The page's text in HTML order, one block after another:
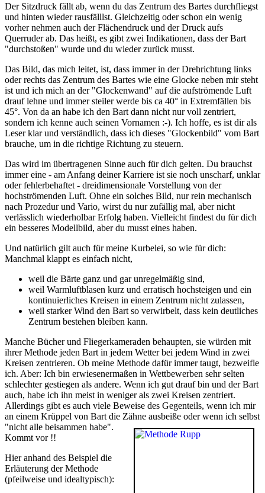
Der Sitzdruck fällt ab, wenn du das Zentrum des Bartes durchfliegst
und hinten wieder rausfälllst. Gleichzeitig oder schon ein wenig
vorher nehmen auch der Flächendruck und der Druck aufs
Querruder ab. Das heißt, es gibt zwei Indikationen, dass der Bart
"durchstoßen" wurde und du wieder zurück musst.
Das Bild, das mich leitet, ist, dass immer in der Drehrichtung links
oder rechts das Zentrum des Bartes wie eine Glocke neben mir steht
ist und ich mich an der "Glockenwand" auf die aufströmende Luft
drauf lehne und immer steiler werde bis ca 40° in Extremfällen bis
45°. Von da an habe ich den Bart dann nicht nur voll zentriert,
sondern ich kenne auch seinen Vornamen :-). Ich hoffe, es ist dir als
Leser klar und verständlich, dass ich dieses "Glockenbild" vom Bart
brauche, um in die richtige Richtung zu steuern.
Das wird im übertragenen Sinne auch für dich gelten. Du brauchst
immer eine - am Anfang deiner Karriere ist sie noch unscharf, unklar
oder fehlerbehaftet - dreidimensionale Vorstellung von der
hochströmenden Luft. Ohne ein solches Bild, nur rein mechanisch
nach Prozedur und Vario, wirst du nur zufällig mal, aber nicht
verlässlich wiederholbar Erfolg haben. Vielleicht findest du für dich
ein besseres Modellbild, aber du musst eines haben.
Und natürlich gilt auch für meine Kurbelei, so wie für dich:
Manchmal klappt es einfach nicht,
weil die Bärte ganz und gar unregelmäßig sind,
weil Warmluftblasen kurz und erratisch hochsteigen und ein
kontinuierliches Kreisen in einem Zentrum nicht zulassen,
weil starker Wind den Bart so verwirbelt, dass kein deutliches
Zentrum bestehen bleiben kann.
Manche Bücher und Fliegerkameraden behaupten, sie würden mit
ihrer Methode jeden Bart in jedem Wetter bei jedem Wind in zwei
Kreisen zentrieren. Ob meine Methode dafür immer taugt, bezweifle
ich. Aber: Ich bin erwiesenermaßen in Wettbewerben sehr selten
schlechter gestiegen als andere. Wenn ich gut drauf bin und der Bart
auch, habe ich ihn meist in weniger als zwei Kreisen zentriert.
Allerdings gibt es auch viele Beweise des Gegenteils, wenn ich mir
an einem Krüppel von Bart die Zähne ausbeiße oder wenn ich selbst
"nicht alle beisammen habe".
Kommt vor !!
Hier anhand des Beispiel die
Erläuterung der Methode
(pfeilweise und idealtypisch):